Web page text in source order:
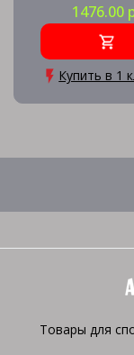
1476.00
Купить в 1
Товары для